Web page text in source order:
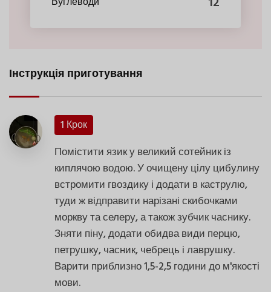
Інструкція приготування
1 Крок
Помістити язик у великий сотейник із
киплячою водою. У очищену цілу цибулину
встромити гвоздику і додати в каструлю,
туди ж відправити нарізані скибочками
моркву та селеру, а також зубчик часнику.
Зняти піну, додати обидва види перцю,
петрушку, часник, чебрець і лаврушку.
Варити приблизно 1,5-2,5 години до м'якості
мови.